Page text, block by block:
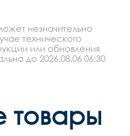
незначительно
технического
или обновления
до 2026.08.06 06:30
товары